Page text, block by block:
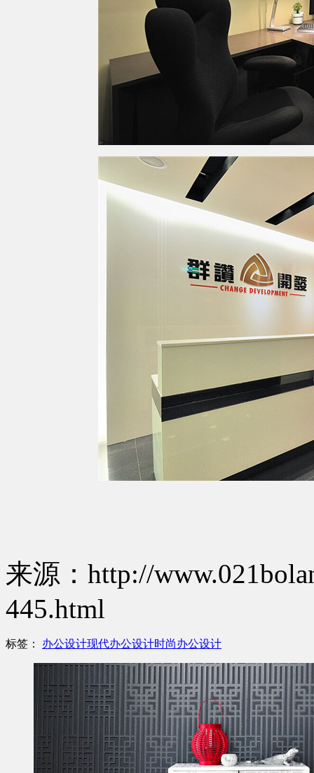
来源：http://
445.html
标签： 办公设计现代办公设计时尚办公设计